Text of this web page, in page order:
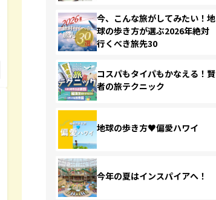
今、こんな旅がしてみたい！地
球の歩き方が選ぶ2026年絶対
行くべき旅先30
コスパもタイパもかなえる！賢
者の旅テクニック
地球の歩き方♥偏愛ハワイ
今年の夏はインスパイアへ！